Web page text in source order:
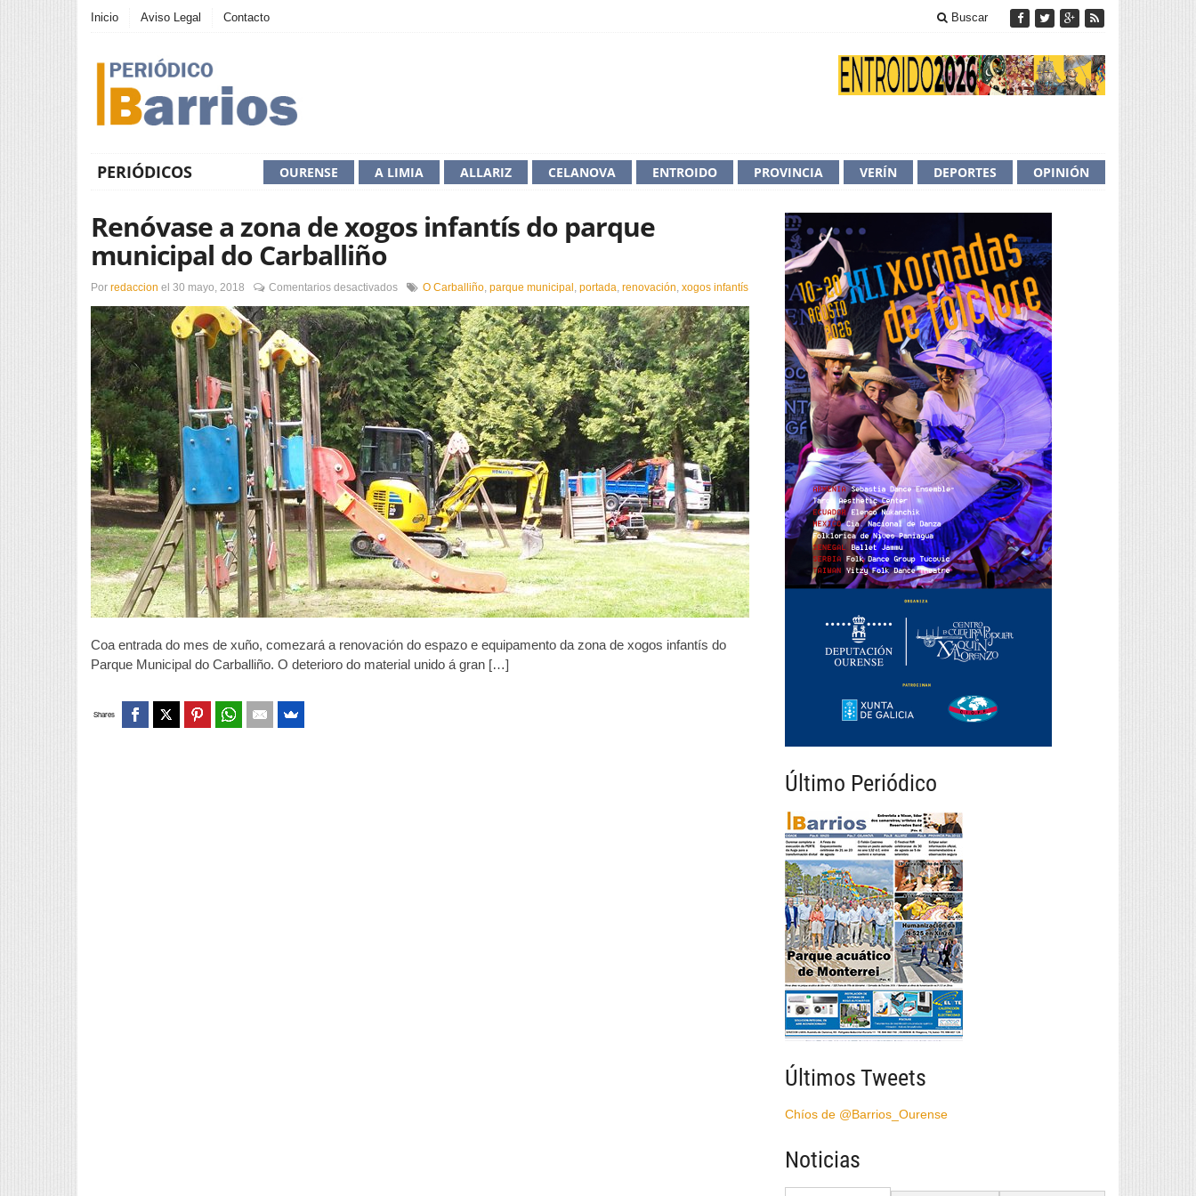
Inicio Aviso Legal Contacto Buscar
PERIÓDICOS OPINIÓN
DEPORTES
VERÍN
PROVINCIA
ENTROIDO
CELANOVA
ALLARIZ
A LIMIA
OURENSE
Renóvase a zona de xogos infantís do parque
municipal do Carballiño
Por redaccion el 30 mayo, 2018 Comentarios desactivadosen
a
zona
de
xogos
infantís
do
parque
municipal
do
Carballiño
O Carballiño parque municipal portada renovación xogos infantís
Coa entrada do mes de xuño, comezará a renovación do espazo e equipamento da zona de xogos infantís do
Parque Municipal do Carballiño. O deterioro do material unido á gran […]
Shares
Último Periódico
Últimos Tweets
Chíos de @Barrios_Ourense
Noticias